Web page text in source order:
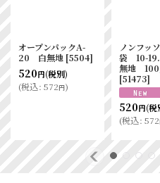
オープンパックA-
20 白無地 [5504]
520円(税別)
(税込: 572円)
ノンフッ
袋 10-
無地 100
[51473]
520円(税
(税込: 572